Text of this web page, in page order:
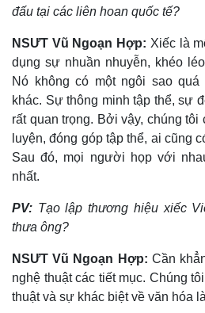
đấu tại các liên hoan quốc tế?
NSƯT Vũ Ngoạn Hợp: Xiếc là
dụng sự nhuần nhuyễn, khéo
Nó không có một ngôi sao
khác. Sự thông minh tập thể, sự
rất quan trọng. Bởi vậy, chúng
luyện, đóng góp tập thể, ai cũng
Sau đó, mọi người họp với
nhất.
PV: Tạo lập thương hiệu xiếc
thưa ông?
NSƯT Vũ Ngoạn Hợp: Cần
nghệ thuật các tiết mục. Chúng
thuật và sự khác biệt về văn hóa